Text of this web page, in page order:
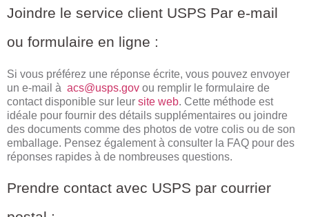
Joindre le service client USPS Par e-mail
ou formulaire en ligne :
Si vous préférez une réponse écrite, vous pouvez envoyer
un e-mail à acs@usps.gov ou remplir le formulaire de
contact disponible sur leur site web. Cette méthode est
idéale pour fournir des détails supplémentaires ou joindre
des documents comme des photos de votre colis ou de son
emballage. Pensez également à consulter la FAQ pour des
réponses rapides à de nombreuses questions.
Prendre contact avec USPS par courrier